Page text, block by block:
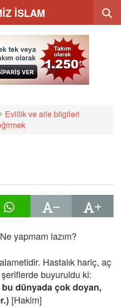
İSLAM
Evlilik ve aile bilgileri
yapmam lazım?
Hastalık hariç, aç
buyuruldu ki:
dünyada çok doyan,
[Hakim]